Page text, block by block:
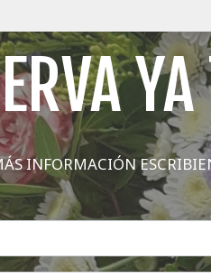
INFORMACIÓN